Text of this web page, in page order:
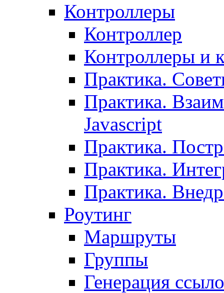
Контроллеры
Контроллер
Контроллеры и
Практика.
Практика.
Javascript
Практика.
Практика.
Практика.
Роутинг
Маршруты
Группы
Генерация